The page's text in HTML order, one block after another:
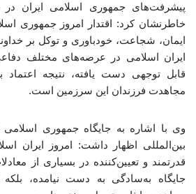
پیشرفت‌های جمهوری اسلامی ایران
خاطرنشان کرد: اقتدار امروز جمهوری
ایمان، شجاعت، خودباوری و توکل بر
ایران اسلامی در عرصه‌های مختلف
قابل توجهی دست یافته، نتیجه
مجاهدت فرزندان این سرزمین است.
وی با اشاره به جایگاه جمهوری
بین‌المللی اظهار داشت: امروز ایران
قدرتمند و تعیین‌کننده در بسیاری از
جایگاه به‌سادگی به دست نیامده،